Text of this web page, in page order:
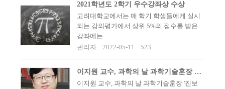
2021학년도 2학기 우수강좌상 수상
고려대학교에서는 매 학기 학생들에게 실시
되는 강의평가에서 상위 5%의 점수를 받은
강좌에는..
관리자
2022-05-11 523
이지원 교수, 과학의 날 과학기술훈장 '진보장' 수상
이지원 교수, 과학의 날 과학기술훈장 '진보